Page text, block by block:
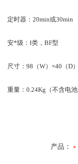
定时器：20min或30min
安*级：Ⅰ类，BF型
尺寸：98（W）×40（D
重量：0.24Kg（不含电
产品：